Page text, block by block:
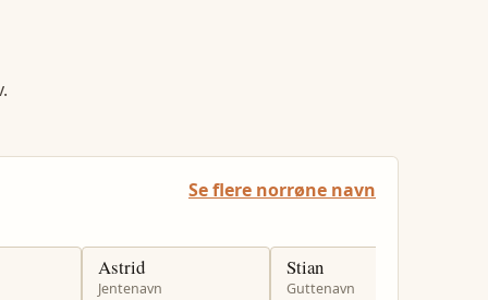
Se flere norrøne navn
Astrid
Jentenavn
Stian
Guttenavn